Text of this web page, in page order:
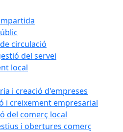
circulació
del servei
local
i creació d'empreses
i creixement empresarial
del comerç local
i obertures comerç